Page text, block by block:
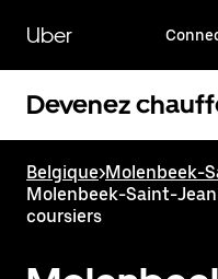
contenu
principal
Uber
Devenez
Belgique>Molenbeek-
Molenbeek-Saint-
coursiers